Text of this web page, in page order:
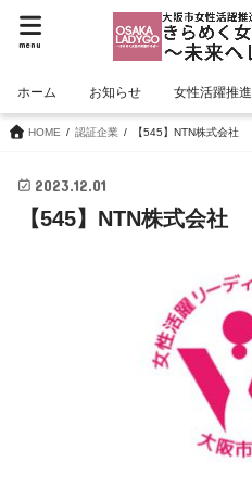
menu
ホーム お知らせ 女性活躍推進
HOME 認証企業 【545】NTN株式会社
2023.12.01
【545】NTN株式会社